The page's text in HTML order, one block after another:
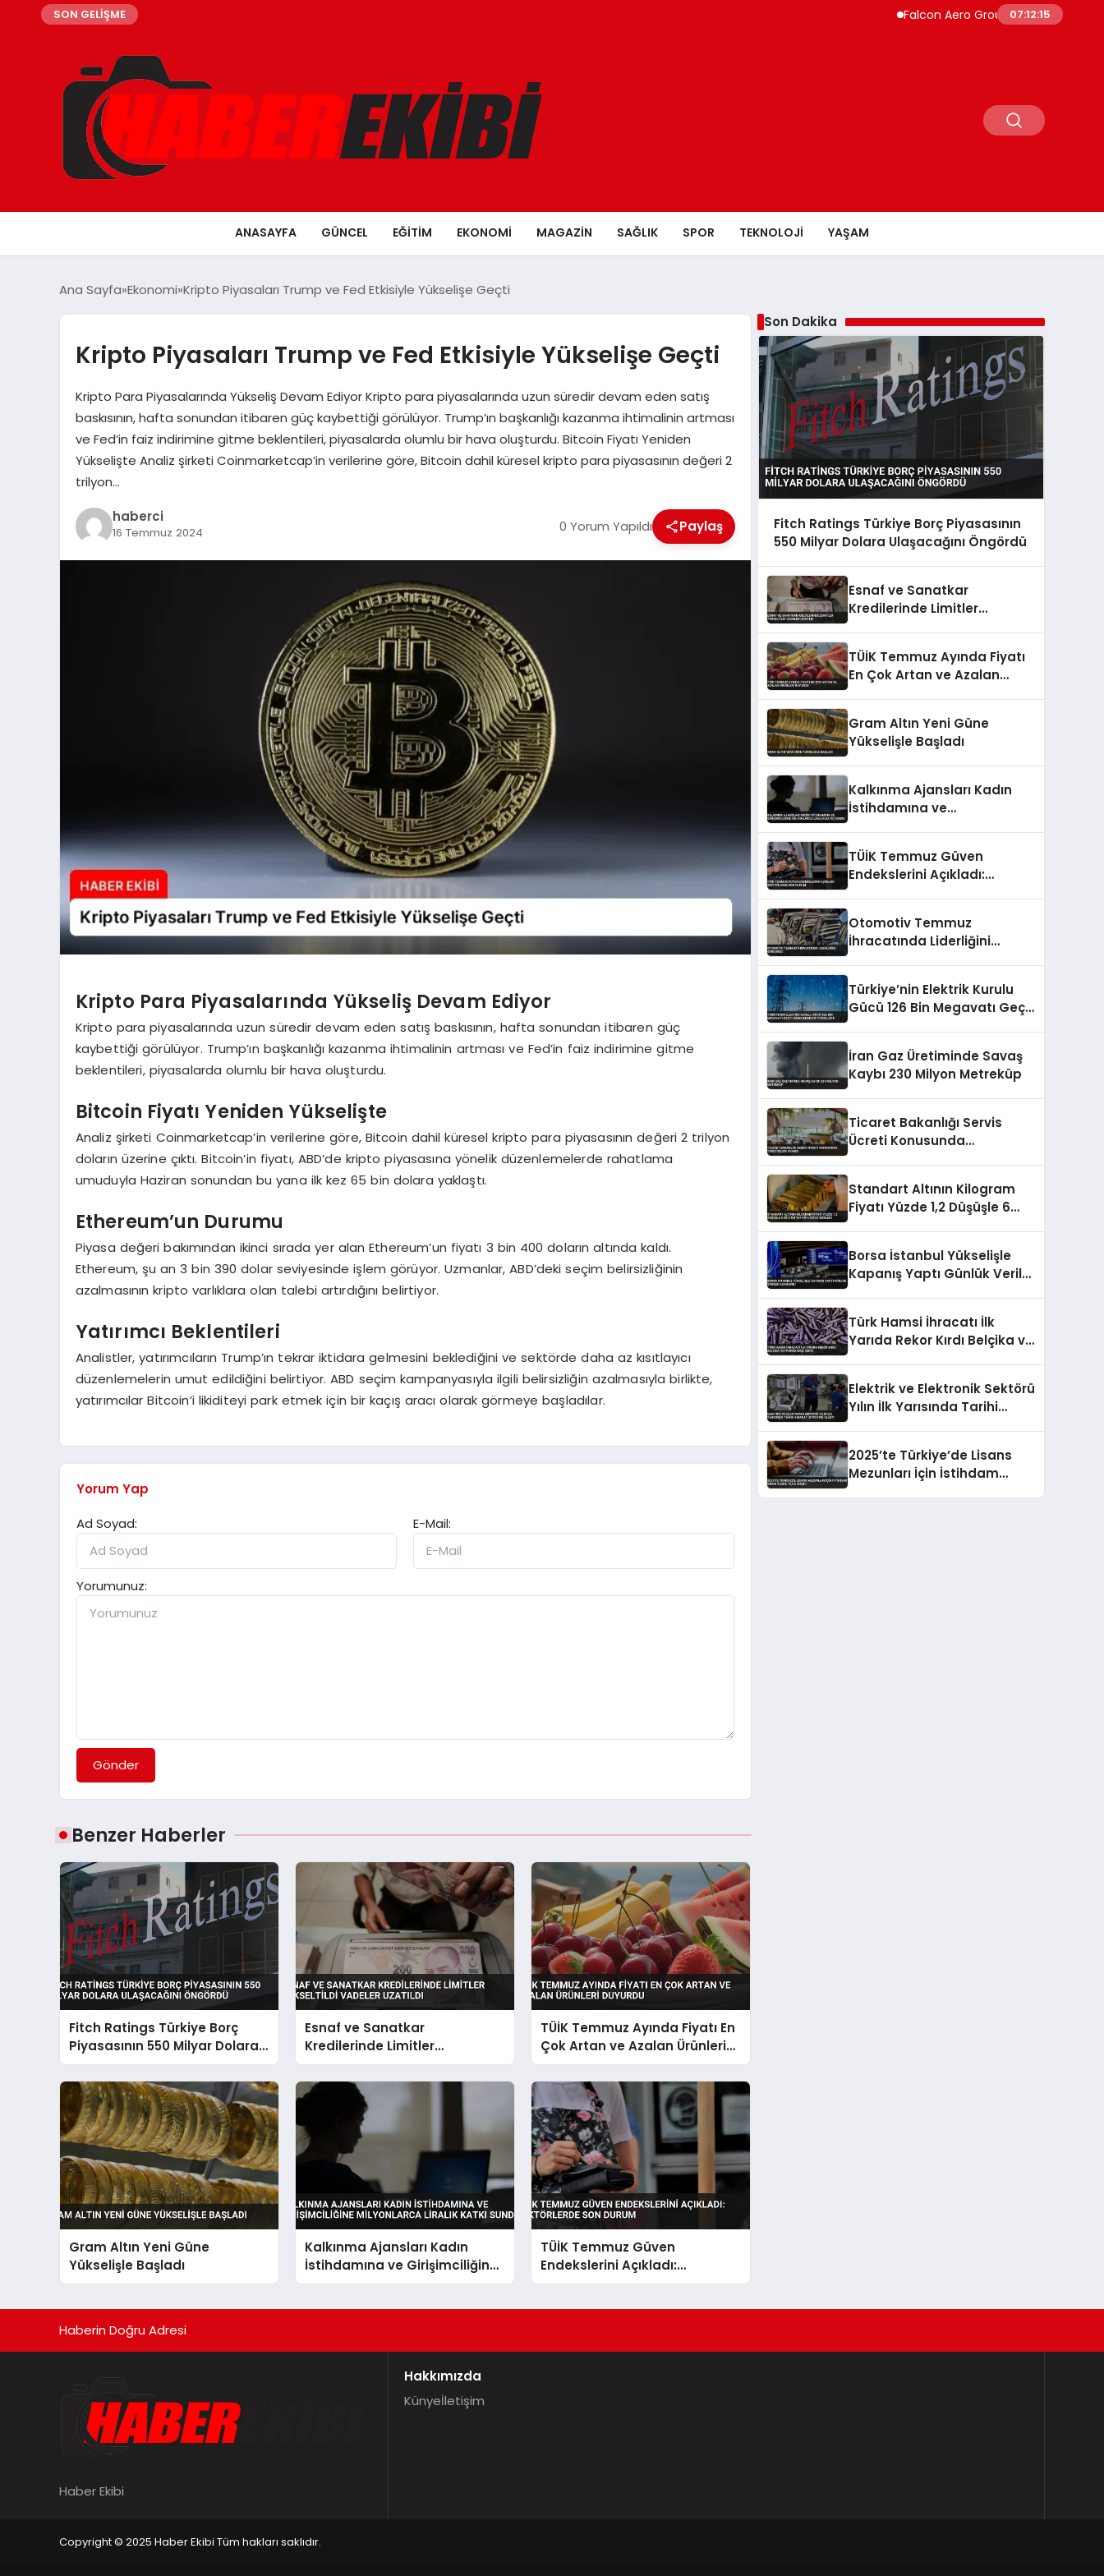
SON GELİŞME Falcon Aero Group, Küresel Havacılık
07:12:16
ANASAYFA GÜNCEL EĞITIM EKONOMI MAGAZIN SAĞLIK SPOR TEKNOLOJI YAŞAM
Ana Sayfa Ekonomi Kripto Piyasaları Trump ve Fed Etkisiyle Yükselişe Geçti
Kripto Piyasaları Trump ve Fed Etkisiyle Yükselişe Geçti
Kripto Para Piyasalarında Yükseliş Devam Ediyor Kripto para piyasalarında uzun süredir devam eden satış
baskısının, hafta sonundan itibaren güç kaybettiği görülüyor. Trump’ın başkanlığı kazanma ihtimalinin artması
ve Fed’in faiz indirimine gitme beklentileri, piyasalarda olumlu bir hava oluşturdu. Bitcoin Fiyatı Yeniden
Yükselişte Analiz şirketi Coinmarketcap’in verilerine göre, Bitcoin dahil küresel kripto para piyasasının değeri 2
trilyon…
haberci
16 Temmuz 2024 0 Yorum Yapıldı Paylaş
Kripto Para Piyasalarında Yükseliş Devam Ediyor
Kripto para piyasalarında uzun süredir devam eden satış baskısının, hafta sonundan itibaren güç
kaybettiği görülüyor. Trump’ın başkanlığı kazanma ihtimalinin artması ve Fed’in faiz indirimine gitme
beklentileri, piyasalarda olumlu bir hava oluşturdu.
Bitcoin Fiyatı Yeniden Yükselişte
Analiz şirketi Coinmarketcap’in verilerine göre, Bitcoin dahil küresel kripto para piyasasının değeri 2 trilyon
doların üzerine çıktı. Bitcoin’in fiyatı, ABD’de kripto piyasasına yönelik düzenlemelerde rahatlama
umuduyla Haziran sonundan bu yana ilk kez 65 bin dolara yaklaştı.
Ethereum’un Durumu
Piyasa değeri bakımından ikinci sırada yer alan Ethereum’un fiyatı 3 bin 400 doların altında kaldı.
Ethereum, şu an 3 bin 390 dolar seviyesinde işlem görüyor. Uzmanlar, ABD’deki seçim belirsizliğinin
azalmasının kripto varlıklara olan talebi artırdığını belirtiyor.
Yatırımcı Beklentileri
Analistler, yatırımcıların Trump’ın tekrar iktidara gelmesini beklediğini ve sektörde daha az kısıtlayıcı
düzenlemelerin umut edildiğini belirtiyor. ABD seçim kampanyasıyla ilgili belirsizliğin azalmasıyla birlikte,
yatırımcılar Bitcoin’i likiditeyi park etmek için bir kaçış aracı olarak görmeye başladılar.
Yorum Yap
Ad Soyad:
E-Mail:
Yorumunuz:
Gönder
Benzer Haberler
Fitch Ratings Türkiye Borç
Piyasasının 550 Milyar Dolara
Ulaşacağını Öngördü
Esnaf ve Sanatkar
Kredilerinde Limitler
Yükseltildi Vadeler Uzatıldı
TÜİK Temmuz Ayında Fiyatı En
Çok Artan ve Azalan Ürünleri
Duyurdu
Gram Altın Yeni Güne
Yükselişle Başladı
Kalkınma Ajansları Kadın
İstihdamına ve Girişimciliğine
Milyonlarca Liralık Katkı Sundu
TÜİK Temmuz Güven
Endekslerini Açıkladı:
Sektörlerde Son Durum
Son Dakika
Fitch Ratings Türkiye Borç Piyasasının
550 Milyar Dolara Ulaşacağını Öngördü
Esnaf ve Sanatkar
Kredilerinde Limitler
TÜİK Temmuz Ayında Fiyatı
En Çok Artan ve Azalan
Gram Altın Yeni Güne
Yükselişle Başladı
Kalkınma Ajansları Kadın
İstihdamına ve
TÜİK Temmuz Güven
Endekslerini Açıkladı:
Otomotiv Temmuz
İhracatında Liderliğini
Türkiye’nin Elektrik Kurulu
Gücü 126 Bin Megavatı Geçti
İran Gaz Üretiminde Savaş
Kaybı 230 Milyon Metreküp
Ticaret Bakanlığı Servis
Ücreti Konusunda
Standart Altının Kilogram
Fiyatı Yüzde 1,2 Düşüşle 6
Borsa İstanbul Yükselişle
Kapanış Yaptı Günlük Veriler
Türk Hamsi İhracatı İlk
Yarıda Rekor Kırdı Belçika ve
Elektrik ve Elektronik Sektörü
Yılın İlk Yarısında Tarihi
2025’te Türkiye’de Lisans
Mezunları İçin İstihdam
Haberin Doğru Adresi
Haber Ekibi
Hakkımızda
Künyeİletişim
Copyright © 2025 Haber Ekibi Tüm hakları saklıdır.